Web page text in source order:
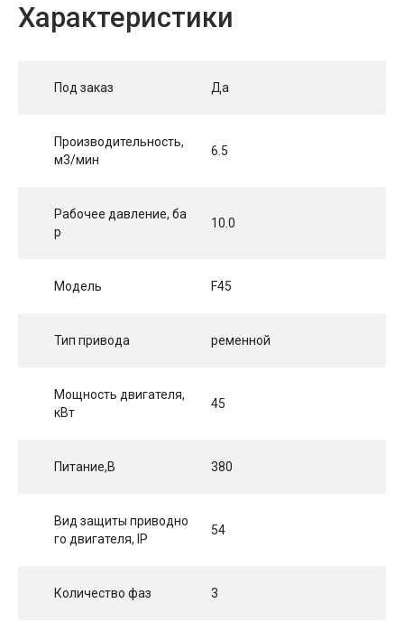
Характеристики
Под заказ Да
Производительность,
м3/мин
6.5
Рабочее давление, ба
р
10.0
Модель F45
Тип привода ременной
Мощность двигателя,
кВт
45
Питание,В 380
Вид защиты приводно
го двигателя, IP
54
Количество фаз 3